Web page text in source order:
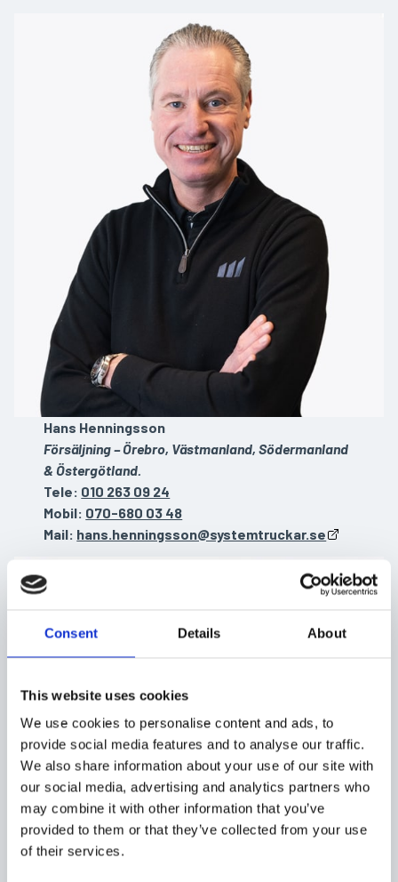
Consent Details About
This website uses cookies
We use cookies to personalise content and ads, to
provide social media features and to analyse our traffic.
We also share information about your use of our site with
our social media, advertising and analytics partners who
may combine it with other information that you’ve
provided to them or that they’ve collected from your use
of their services.
Hans Henningsson
Försäljning – Örebro, Västmanland, Södermanland
& Östergötland.
Tele: 010 263 09 24
Mobil: 070-680 03 48
Mail: hans.henningsson@systemtruckar.se